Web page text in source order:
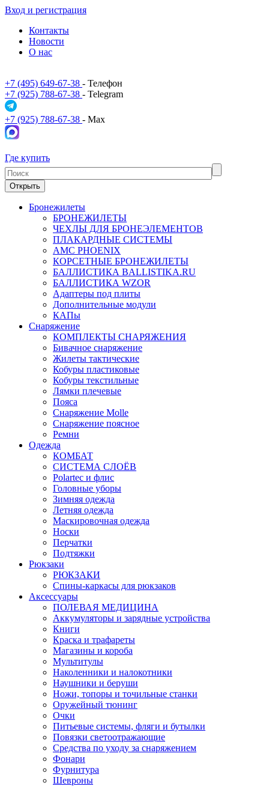
Вход и регистрация
Контакты
Новости
О нас
+7 (495) 649-67-38 - Телефон
+7 (925) 788-67-38 - Telegram
+7 (925) 788-67-38 - Max
Где купить
Открыть
Бронежилеты
БРОНЕЖИЛЕТЫ
ЧЕХЛЫ ДЛЯ БРОНЕЭЛЕМЕНТОВ
ПЛАКАРДНЫЕ СИСТЕМЫ
АМС PHOENIX
КОРСЕТНЫЕ БРОНЕЖИЛЕТЫ
БАЛЛИСТИКА BALLISTIKA.RU
БАЛЛИСТИКА WZOR
Адаптеры под плиты
Дополнительные модули
КАПы
Снаряжение
КОМПЛЕКТЫ СНАРЯЖЕНИЯ
Бивачное снаряжение
Жилеты тактические
Кобуры пластиковые
Кобуры текстильные
Лямки плечевые
Пояса
Снаряжение Molle
Снаряжение поясное
Ремни
Одежда
КОМБАТ
СИСТЕМА СЛОЁВ
Polartec и флис
Головные уборы
Зимняя одежда
Летняя одежда
Маскировочная одежда
Носки
Перчатки
Подтяжки
Рюкзаки
РЮКЗАКИ
Спины-каркасы для рюкзаков
Аксессуары
ПОЛЕВАЯ МЕДИЦИНА
Аккумуляторы и зарядные устройства
Книги
Краска и трафареты
Магазины и короба
Мультитулы
Наколенники и налокотники
Наушники и беруши
Ножи, топоры и точильные станки
Оружейный тюнинг
Очки
Питьевые системы, фляги и бутылки
Повязки светоотражающие
Средства по уходу за снаряжением
Фонари
Фурнитура
Шевроны